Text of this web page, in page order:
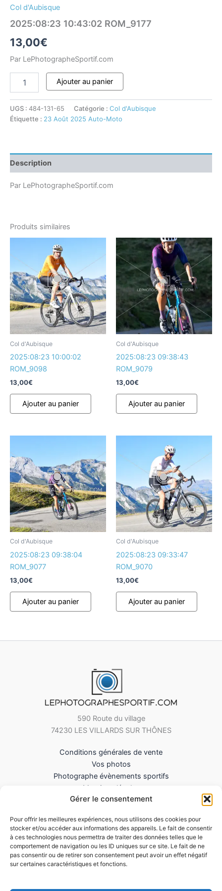
Gérer le consentement
Pour offrir les meilleures expériences, nous utilisons des cookies pour
stocker et/ou accéder aux informations des appareils. Le fait de consentir
à ces technologies nous permettra de traiter des données telles que le
comportement de navigation ou les ID uniques sur ce site. Le fait de ne
pas consentir ou de retirer son consentement peut avoir un effet négatif
sur certaines caractéristiques et fonctions.
Col d'Aubisque
2025:08:23 10:43:02 ROM_9177
13,00€
Par LePhotographeSportif.com
Ajouter au panier
UGS : 484-131-65 Catégorie : Col d'Aubisque
Étiquette : 23 Août 2025 Auto-Moto
Description
Par LePhotographeSportif.com
Produits similaires
Col d'Aubisque
2025:08:23 10:00:02
ROM_9098
13,00€
Ajouter au panier
Col d'Aubisque
2025:08:23 09:38:43
ROM_9079
13,00€
Ajouter au panier
Col d'Aubisque
2025:08:23 09:38:04
ROM_9077
13,00€
Ajouter au panier
Col d'Aubisque
2025:08:23 09:33:47
ROM_9070
13,00€
Ajouter au panier
590 Route du village
74230 LES VILLARDS SUR THÔNES
Conditions générales de vente
Vos photos
Photographe évènements sportifs
Mentions légales
Mes Téléchargements
Politique de cookies (UE)